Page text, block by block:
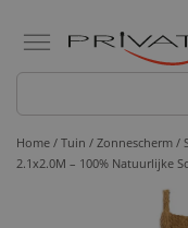
Home / Tuin / Zonnescherm /
2.1x2.0M – 100% Natuurlijke